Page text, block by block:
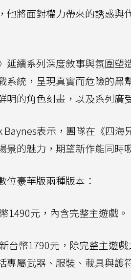
他將面對權力帶來的誘惑
延續系列深度敘事與氛圍
系統，呈現真實而危險的
明的角色刻畫，以及系列廣
Baynes表示，團隊在《四
景的魅力，期望新作能同時
位豪華版兩種版本：
1490元，內含完整主遊戲。
台幣1790元，除完整主遊
專屬武器、服裝、載具與護